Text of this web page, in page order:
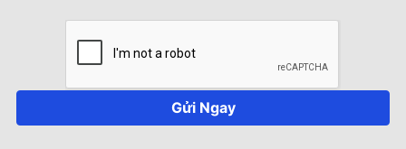
Gửi Ngay